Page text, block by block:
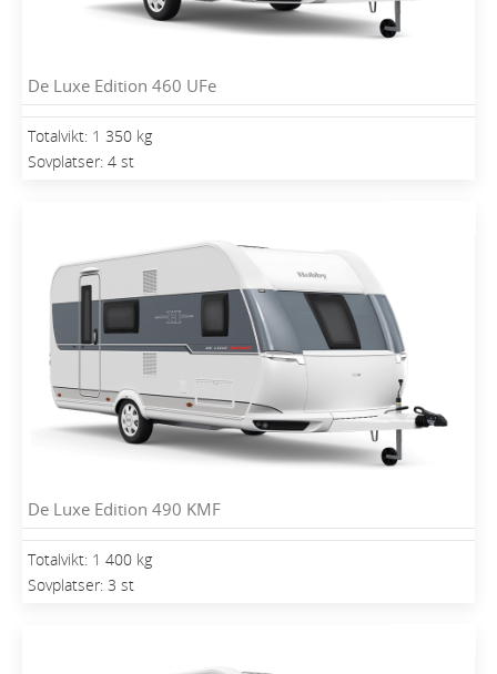
De Luxe Edition 460 UFe
Totalvikt: 1 350 kg
Sovplatser: 4 st
De Luxe Edition 490 KMF
Totalvikt: 1 400 kg
Sovplatser: 3 st